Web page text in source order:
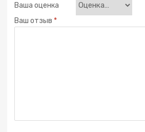
Ваша оценка
Ваш отзыв *